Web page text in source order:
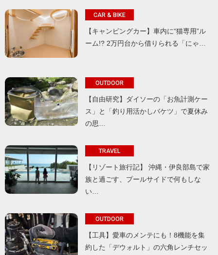
CAR & BIKE
【キャンピングカー】車内に“猫専用”ル
ーム!? 2万円台から借りられる「にゃ…
OUTDOOR
【自由研究】ダイソーの「お魚計測ケー
ス」と「釣り用活かしバケツ」で夏休み
の思…
TRAVEL
【リゾート旅行記】 沖縄・伊良部島で家
族と過ごす、プールサイドで何もしな
い…
OUTDOOR
【工具】愛車のメンテにも！8機能を集
約した「デウォルト」の六角レンチセッ